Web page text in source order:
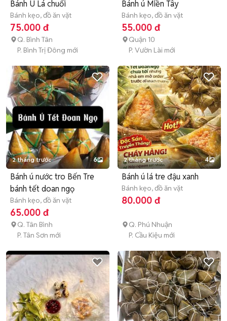
Bánh Ú Lá chuối
Bánh kẹo, đồ ăn vặt
75.000 đ
Q. Bình Tân
P. Bình Trị Đông mới
Bánh ú Miền Tây
Bánh kẹo, đồ ăn vặt
55.000 đ
Quận 10
P. Vườn Lài mới
2 tháng trước 6
Bánh ú nước tro Bến Tre
bánh tết doan ngọ
Bánh kẹo, đồ ăn vặt
65.000 đ
Q. Tân Bình
P. Tân Sơn mới
2 tháng trước 4
Bánh ú lá tre đậu xanh
Bánh kẹo, đồ ăn vặt
80.000 đ
Q. Phú Nhuận
P. Cầu Kiệu mới